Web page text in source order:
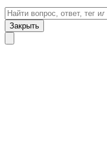
Закрыть